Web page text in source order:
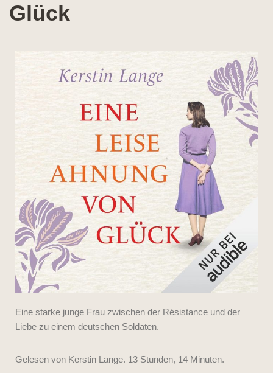
Glück
Eine starke junge Frau zwischen der Résistance und der
Liebe zu einem deutschen Soldaten.
Gelesen von Kerstin Lange. 13 Stunden, 14 Minuten.